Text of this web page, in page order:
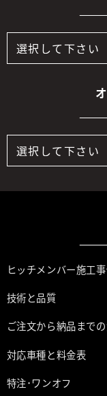
ヒッチメンバー施工
技術と品質
ご注文から納品まで
対応車種と料金表
特注･ワンオフ